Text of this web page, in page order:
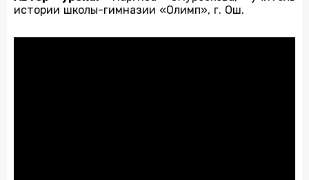
истории школы-гимназии «Олимп», г. Ош.